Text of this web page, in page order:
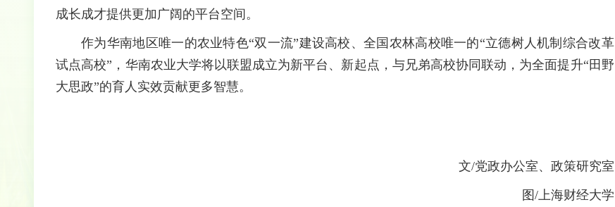
成长成才提供更加广阔的平台空间。
作为华南地区唯一的农业特色“双一流”建设高校、全国农林高校唯一的“立德树人机制综合改革
试点高校”，华南农业大学将以联盟成立为新平台、新起点，与兄弟高校协同联动，为全面提升“田野
大思政”的育人实效贡献更多智慧。
文/党政办公室、政策研究室
图/上海财经大学